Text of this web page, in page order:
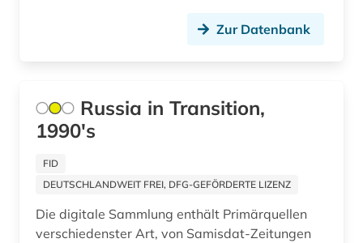
amerikanische sprachen (1)
amerikanisches englisch (1)
amerikanistik (4)
ami (1)
amtliche publikation (2)
Zur Datenbank
Russia in Transition,
1990's
FID
DEUTSCHLANDWEIT FREI, DFG-GEFÖRDERTE LIZENZ
Die digitale Sammlung enthält Primärquellen
verschiedenster Art, von Samisdat-Zeitungen